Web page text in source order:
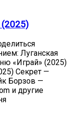
Луганская
«Играй» (2025)
Секрет —
Борзов —
и другие